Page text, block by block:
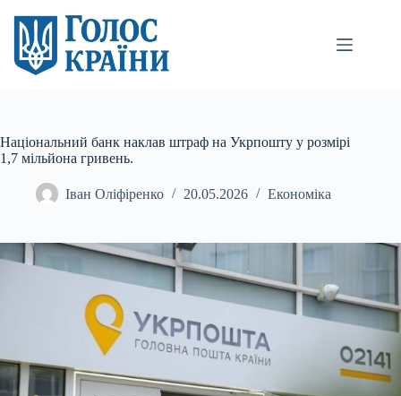
вмісту
Національний банк наклав штраф на Укрпошту у розмірі
1,7 мільйона гривень.
Іван Оліфіренко 20.05.2026 Економіка